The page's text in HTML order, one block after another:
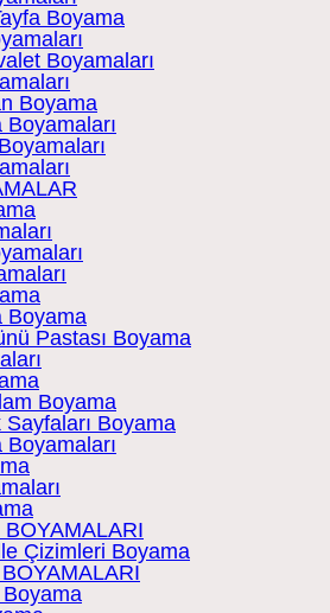
Boyama
Boyamaları
Boyama
Boyama
Pastası Boyama
Boyama
Boyama
Çizimleri Boyama